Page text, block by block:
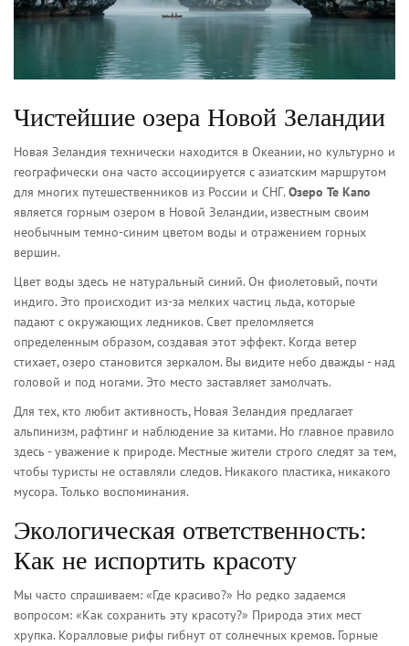
Чистейшие озера Новой Зеландии
Новая Зеландия технически находится в Океании, но культурно и
географически она часто ассоциируется с азиатским маршрутом
для многих путешественников из России и СНГ. Озеро Те Капо
является горным озером в Новой Зеландии, известным своим
необычным темно-синим цветом воды и отражением горных
вершин.
Цвет воды здесь не натуральный синий. Он фиолетовый, почти
индиго. Это происходит из-за мелких частиц льда, которые
падают с окружающих ледников. Свет преломляется
определенным образом, создавая этот эффект. Когда ветер
стихает, озеро становится зеркалом. Вы видите небо дважды - над
головой и под ногами. Это место заставляет замолчать.
Для тех, кто любит активность, Новая Зеландия предлагает
альпинизм, рафтинг и наблюдение за китами. Но главное правило
здесь - уважение к природе. Местные жители строго следят за тем,
чтобы туристы не оставляли следов. Никакого пластика, никакого
мусора. Только воспоминания.
Экологическая ответственность:
Как не испортить красоту
Мы часто спрашиваем: «Где красиво?» Но редко задаемся
вопросом: «Как сохранить эту красоту?» Природа этих мест
хрупка. Коралловые рифы гибнут от солнечных кремов. Горные